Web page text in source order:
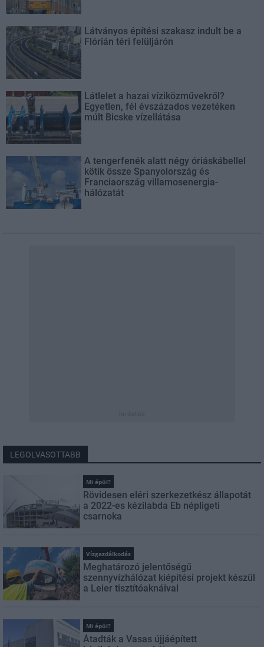
Látványos építési szakasz indult be a
Flórián téri felüljárón
Látlelet a hazai víziközművekről?
Egyetlen, fél évszázados vezetéken
múlt Bicske vízellátása
A tengerfenék alatt négy óriáskábellel
kötik össze Spanyolország és
Franciaország villamosenergia-
hálózatát
LEGOLVASOTTABB
Mi épül?
Rövidesen eléri szerkezetkész állapotát
a 2022-es kézilabda Eb népligeti
csarnoka
Vízgazdálkodás
Meghatározó jelentőségű
szennyvízhálózat kiépítési projekt készül
a Leier tisztítóaknáival
Mi épül?
Átadták a Vasas újjáépített